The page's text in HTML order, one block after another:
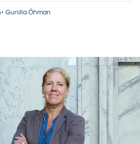
•Gunilla Öhman